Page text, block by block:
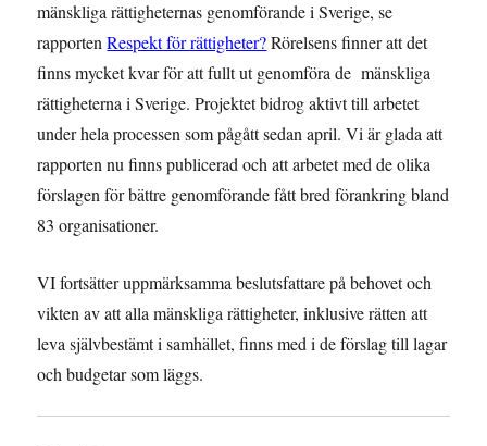
mänskliga rättigheternas genomförande i Sverige, se
rapportenRespekt för rättigheter?Rörelsens finner att det
finns mycket kvar för att fullt ut genomföra de mänskliga
rättigheterna i Sverige. Projektet bidrog aktivt till arbetet
under hela processen som pågått sedan april. Vi är glada att
rapporten nu finns publicerad och att arbetet med de olika
förslagen för bättre genomförande fått bred förankring bland
83 organisationer.
VI fortsätter uppmärksamma beslutsfattare på behovet och
vikten av att alla mänskliga rättigheter, inklusive rätten att
leva självbestämt i samhället, finns med i de förslag till lagar
och budgetar som läggs.